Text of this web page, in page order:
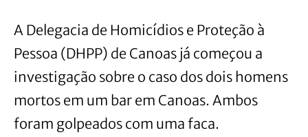
A Delegacia de Homicídios e Proteção à
Pessoa (DHPP) de Canoas já começou a
investigação sobre o caso dos dois homens
mortos em um bar em Canoas. Ambos
foram golpeados com uma faca.